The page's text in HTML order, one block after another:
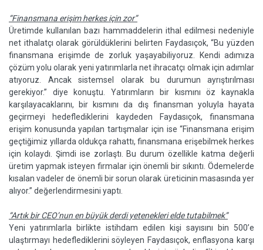
“Finansmana erişim herkes için zor”
Üretimde kullanılan bazı hammaddelerin ithal edilmesi nedeniyle
net ithalatçı olarak görüldüklerini belirten Faydasıçok, “Bu yüzden
finansmana erişimde de zorluk yaşayabiliyoruz. Kendi adımıza
çözüm yolu olarak yeni yatırımlarla net ihracatçı olmak için adımlar
atıyoruz. Ancak sistemsel olarak bu durumun ayrıştırılması
gerekiyor.” diye konuştu. Yatırımların bir kısmını öz kaynakla
karşılayacaklarını, bir kısmını da dış finansman yoluyla hayata
geçirmeyi hedeflediklerini kaydeden Faydasıçok, finansmana
erişim konusunda yapılan tartışmalar için ise “Finansmana erişim
geçtiğimiz yıllarda oldukça rahattı, finansmana erişebilmek herkes
için kolaydı. Şimdi ise zorlaştı. Bu durum özellikle katma değerli
üretim yapmak isteyen firmalar için önemli bir sıkıntı. Ödemelerde
kısalan vadeler de önemli bir sorun olarak üreticinin masasında yer
alıyor.” değerlendirmesini yaptı.
“Artık bir CEO’nun en büyük derdi yetenekleri elde tutabilmek”
Yeni yatırımlarla birlikte istihdam edilen kişi sayısını bin 500’e
ulaştırmayı hedeflediklerini söyleyen Faydasıçok, enflasyona karşı